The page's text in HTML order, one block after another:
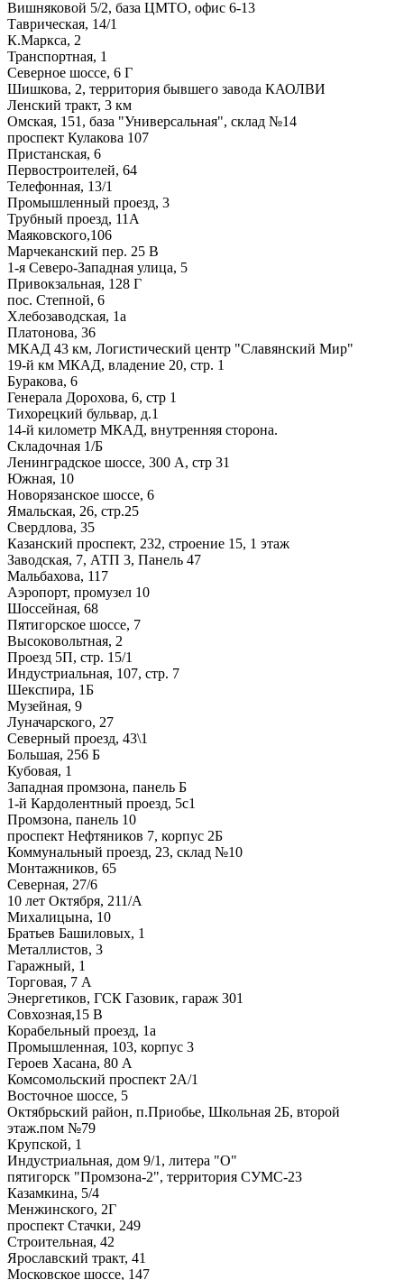
Вишняковой 5/2, база ЦМТО, офис 6-13
Таврическая, 14/1
К.Маркса, 2
Транспортная, 1
Северное шоссе, 6 Г
Шишкова, 2, территория бывшего завода КАОЛВИ
Ленский тракт, 3 км
Омская, 151, база "Универсальная", склад №14
проспект Кулакова 107
Пристанская, 6
Первостроителей, 64
Телефонная, 13/1
Промышленный проезд, 3
Трубный проезд, 11А
Маяковского,106
Марчеканский пер. 25 В
1-я Северо-Западная улица, 5
Привокзальная, 128 Г
пос. Степной, 6
Хлебозаводская, 1а
Платонова, 36
МКАД 43 км, Логистический центр "Славянский Мир"
19-й км МКАД, владение 20, стр. 1
Буракова, 6
Генерала Дорохова, 6, стр 1
Тихорецкий бульвар, д.1
14-й километр МКАД, внутренняя сторона.
Складочная 1/Б
Ленинградское шоссе, 300 А, стр 31
Южная, 10
Новорязанское шоссе, 6
Ямальская, 26, стр.25
Свердлова, 35
Казанский проспект, 232, строение 15, 1 этаж
Заводская, 7, АТП 3, Панель 47
Мальбахова, 117
Аэропорт, промузел 10
Шоссейная, 68
Пятигорское шоссе, 7
Высоковольтная, 2
Проезд 5П, стр. 15/1
Индустриальная, 107, стр. 7
Шекспира, 1Б
Музейная, 9
Луначарского, 27
Северный проезд, 43\1
Большая, 256 Б
Кубовая, 1
Западная промзона, панель Б
1-й Кардолентный проезд, 5с1
Промзона, панель 10
проспект Нефтяников 7, корпус 2Б
Коммунальный проезд, 23, склад №10
Монтажников, 65
Северная, 27/6
10 лет Октября, 211/А
Михалицына, 10
Братьев Башиловых, 1
Металлистов, 3
Гаражный, 1
Торговая, 7 А
Энергетиков, ГСК Газовик, гараж 301
Совхозная,15 В
Корабельный проезд, 1а
Промышленная, 103, корпус 3
Героев Хасана, 80 А
Комсомольский проспект 2А/1
Восточное шоссе, 5
Октябрьский район, п.Приобье, Школьная 2Б, второй
этаж.пом №79
Крупской, 1
Индустриальная, дом 9/1, литера "О"
пятигорск "Промзона-2", территория СУМС-23
Казамкина, 5/4
Менжинского, 2Г
проспект Стачки, 249
Строительная, 42
Ярославский тракт, 41
Московское шоссе, 147